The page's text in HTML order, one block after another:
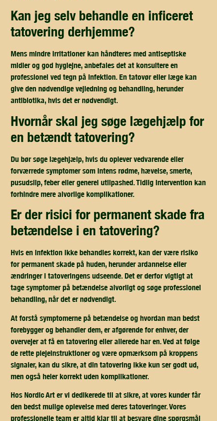
kan jeg selv behandle en inficeret
tatovering derhjemme?
Mens mindre irritationer kan håndteres med antiseptiske
midler og god hygiejne, anbefales det at konsultere en
professionel ved tegn på infektion. En tatovør eller læge kan
give den nødvendige vejledning og behandling, herunder
antibiotika, hvis det er nødvendigt.
hvornår skal jeg søge lægehjælp for
en betændt tatovering?
Du bør søge lægehjælp, hvis du oplever vedvarende eller
forværrede symptomer som intens rødme, hævelse, smerte,
pusudslip, feber eller generel utilpashed. Tidlig intervention kan
forhindre mere alvorlige komplikationer.
er der risici for permanent skade fra
betændelse i en tatovering?
Hvis en infektion ikke behandles korrekt, kan der være risiko
for permanent skade på huden, herunder ardannelse eller
ændringer i tatoveringens udseende. Det er derfor vigtigt at
tage symptomer på betændelse alvorligt og søge professionel
behandling, når det er nødvendigt.
At forstå symptomerne på betændelse og hvordan man bedst
forebygger og behandler dem, er afgørende for enhver, der
overvejer at få en tatovering eller allerede har en. Ved at følge
de rette plejeinstruktioner og være opmærksom på kroppens
signaler, kan du sikre, at din tatovering ikke kun ser godt ud,
men også heler korrekt uden komplikationer.
Hos Nordic Art er vi dedikerede til at sikre, at vores kunder får
den bedst mulige oplevelse med deres tatoveringer. Vores
professionelle team er altid klar til at besvare dine spørgsmål